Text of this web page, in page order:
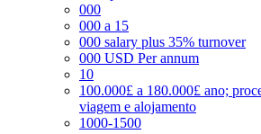
000
000 a 15
000 salary plus 35% turnover
000 USD Per annum
10
100.000£ a 180.000£ ano;
viagem e alojamento
1000-1500